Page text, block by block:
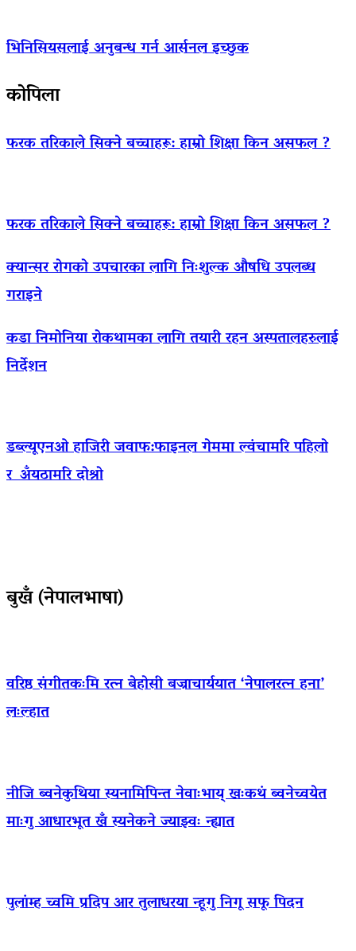
भिनिसियसलाई अनुबन्ध गर्न आर्सनल इच्छुक
कोपिला
फरक तरिकाले सिक्ने बच्चाहरू: हाम्रो शिक्षा किन असफल ?
फरक तरिकाले सिक्ने बच्चाहरू: हाम्रो शिक्षा किन असफल ?
क्यान्सर रोगको उपचारका लागि निःशुल्क औषधि उपलब्ध
गराइने
कडा निमोनिया रोकथामका लागि तयारी रहन अस्पतालहरुलाई
निर्देशन
डब्ल्यूएनओ हाजिरी जवाफ:फाइनल गेममा ल्वंचामरि पहिलो
र अँयठामरि दोश्रो
बुखँ (नेपालभाषा)
वरिष्ठ संगीतकःमि रत्न बेहोसी बज्राचार्ययात ‘नेपालरत्न हना’
लःल्हात
नीजि ब्वनेकुथिया स्यनामिपिन्त नेवाःभाय् खःकथं ब्वनेच्वयेत
माःगु आधारभूत खँ स्यनेकने ज्याझ्वः न्ह्यात
पुलांम्ह च्वमि प्रदिप आर तुलाधरया न्हूगु निगू सफू पिदन